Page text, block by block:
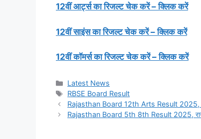
12वीं आर्ट्स का रिजल्ट चेक करें – क्लिक करें
12वीं साइंस का रिजल्ट चेक करें – क्लिक करें
12वीं कॉमर्स का रिजल्ट चेक करें – क्लिक करें
Categories
Latest News
Tags
RBSE Board Result
Rajasthan Board 12th Arts Result 2025,
Rajasthan Board 5th 8th Result 2025,